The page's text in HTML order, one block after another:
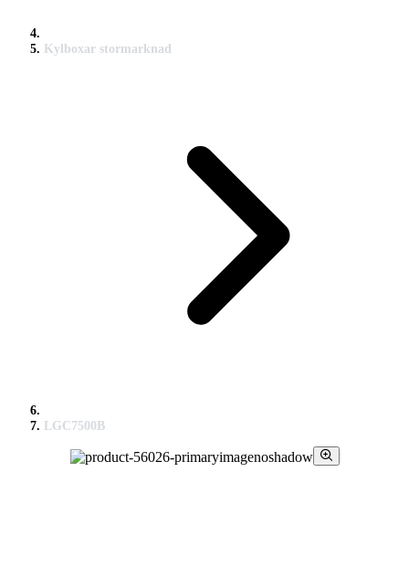
Kylboxar stormarknad
LGC7500B